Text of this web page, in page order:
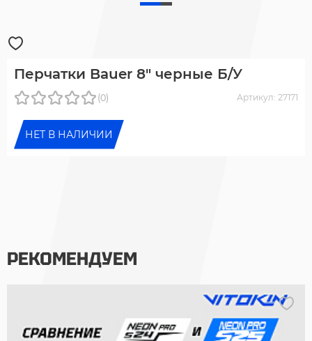
Перчатки Bauer 8" черные Б/У
(0) Артикул: 27171
НЕТ В НАЛИЧИИ
РЕКОМЕНДУЕМ